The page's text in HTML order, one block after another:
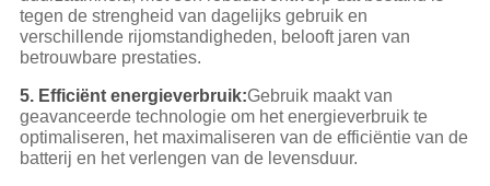
tegen de strengheid van dagelijks gebruik en
verschillende rijomstandigheden, belooft jaren van
betrouwbare prestaties.
5. Efficiënt energieverbruik:Gebruik maakt van
geavanceerde technologie om het energieverbruik te
optimaliseren, het maximaliseren van de efficiëntie van de
batterij en het verlengen van de levensduur.